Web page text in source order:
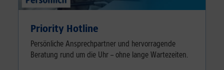
Priority Hotline
Persönliche Ansprechpartner und hervorragende
Beratung rund um die Uhr – ohne lange Wartezeiten.